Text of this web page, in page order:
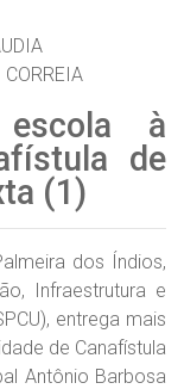
escola à
de
(1)
dos Índios,
Infraestrutura e
entrega mais
de Canafístula
Antônio Barbosa